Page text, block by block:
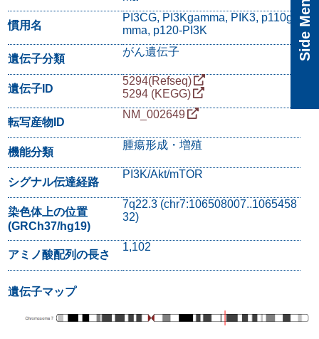
Side Menu
慣用名
PI3CG, PI3Kgamma, PIK3, p110ga
mma, p120-PI3K
遺伝子分類
がん遺伝子
遺伝子ID
5294(Refseq)
5294 (KEGG)
転写産物ID
NM_002649
機能分類
腫瘍形成・増殖
シグナル伝達経路
PI3K/Akt/mTOR
染色体上の位置
(GRCh37/hg19)
7q22.3 (chr7:106508007..1065458
32)
アミノ酸配列の長さ
1,102
遺伝子マップ